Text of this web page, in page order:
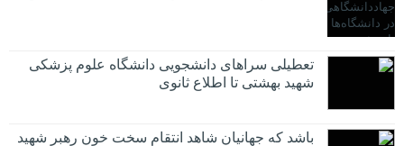
تعطیلی سراهای دانشجویی دانشگاه علوم پزشکی
شهید بهشتی تا اطلاع ثانوی
باشد که جهانیان شاهد انتقام سخت خون رهبر شهید